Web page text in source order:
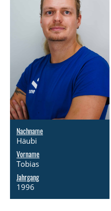
Nachname
Häubi
Vorname
Tobias
Jahrgang
1996